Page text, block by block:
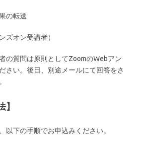
の転送
ズオン受講者）
の質問は原則としてZoomのWebアン
さい。後日、別途メールにて回答をさ
】
以下の手順でお申込みください。